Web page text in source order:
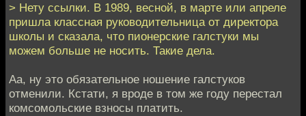
> Нету ссылки. В 1989, весной, в марте или апреле
пришла классная руководительница от директора
школы и сказала, что пионерские галстуки мы
можем больше не носить. Такие дела.
Аа, ну это обязательное ношение галстуков
отменили. Кстати, я вроде в том же году перестал
комсомольские взносы платить.